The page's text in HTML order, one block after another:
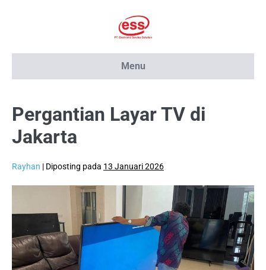
Menu
Pergantian Layar TV di
Jakarta
Rayhan | Diposting pada 13 Januari 2026